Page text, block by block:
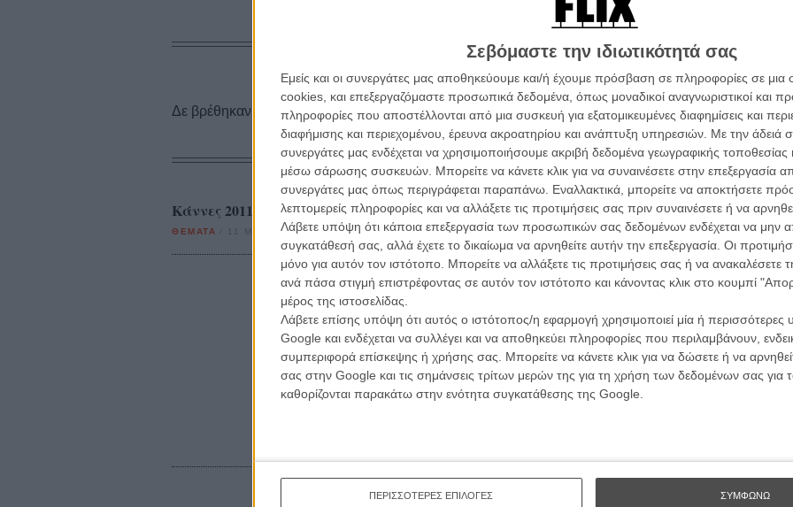
Σεβόμαστε την ιδιωτικότητά σας
Εμείς και οι συνεργάτες μας αποθηκεύουμε και/ή έχουμε πρόσβαση σε πληροφορίες σε
cookies, και επεξεργαζόμαστε προσωπικά δεδομένα, όπως μοναδικοί αναγνωριστικοί και
πληροφορίες που αποστέλλονται από μια συσκευή για εξατομικευμένες διαφημίσεις και
διαφήμισης και περιεχομένου, έρευνα ακροατηρίου και ανάπτυξη υπηρεσιών. Με την άδειά
συνεργάτες μας ενδέχεται να χρησιμοποιήσουμε ακριβή δεδομένα γεωγραφικής τοποθεσίας
μέσω σάρωσης συσκευών. Μπορείτε να κάνετε κλικ για να συναινέσετε στην επεξεργασία
συνεργάτες μας όπως περιγράφεται παραπάνω. Εναλλακτικά, μπορείτε να αποκτήσετε
λεπτομερείς πληροφορίες και να αλλάξετε τις προτιμήσεις σας πριν συναινέσετε ή να
Λάβετε υπόψη ότι κάποια επεξεργασία των προσωπικών σας δεδομένων ενδέχεται να μην
συγκατάθεσή σας, αλλά έχετε το δικαίωμα να αρνηθείτε αυτήν την επεξεργασία. Οι
μόνο για αυτόν τον ιστότοπο. Μπορείτε να αλλάξετε τις προτιμήσεις σας ή να ανακαλέσετε
ανά πάσα στιγμή επιστρέφοντας σε αυτόν τον ιστότοπο και κάνοντας κλικ στο κουμπί
μέρος της ιστοσελίδας.
Λάβετε επίσης υπόψη ότι αυτός ο ιστότοπος/η εφαρμογή χρησιμοποιεί μία ή περισσότερες
Google και ενδέχεται να συλλέγει και να αποθηκεύει πληροφορίες που περιλαμβάνουν,
συμπεριφορά επίσκεψης ή χρήσης σας. Μπορείτε να κάνετε κλικ για να δώσετε ή να
σας στην Google και τις σημάνσεις τρίτων μερών της για τη χρήση των δεδομένων σας
καθορίζονται παρακάτω στην ενότητα συγκατάθεσης της Google.
ΠΕΡΙΣΣΟΤΕΡΕΣ ΕΠΙΛΟΓΕΣ ΣΥΜΦΩΝΩ
ΤΑΙΝΙΕΣ
Δε βρέθηκαν σχετικές κριτικές ταινιών.
ΑΡΘΡΑ
Κάννες 2011: Το Δεκαπενθήμερο των Σκηνοθετών
ΘΕΜΑΤΑ 11 ΜΑΙ 2011/ Γιώργος Κρασσακόπουλος
Βιμ
Η
σε
Εγγράψου